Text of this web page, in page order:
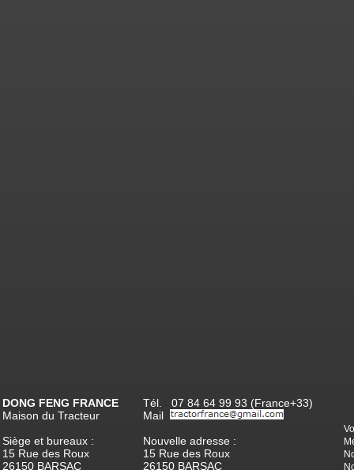
DONG FENG FRANCE
Maison du Tracteur
Siège et bureaux :
15 Rue des Roux
26150 BARSAC
Tél. 07 84 64 99 93 (France+33)
Mail
Nouvelle adresse :
15 Rue des Roux
26150 BARSAC